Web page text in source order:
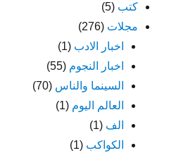
كتب (5)
مجلات (276)
اخبار الادب (1)
اخبار النجوم (55)
السينما والناس (70)
العالم اليوم (1)
الف (1)
الكواكب (1)